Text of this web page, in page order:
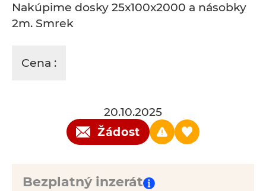
Nakúpime dosky 25x100x2000 a násobky
2m. Smrek
Cena :
20.10.2025
Žádost
Bezplatný inzerát